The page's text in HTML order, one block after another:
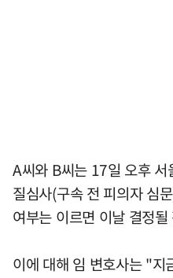
A씨와 B씨는 17일 오후 서
질심사(구속 전 피의자 심
여부는 이르면 이날 결정될
이에 대해 임 변호사는 "지